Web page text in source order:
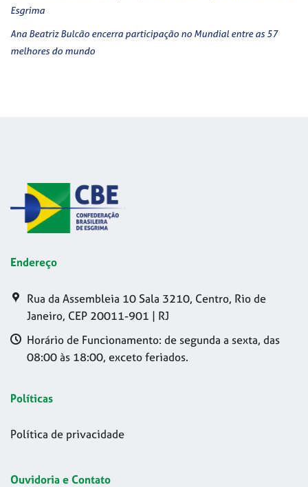
Esgrima
Ana Beatriz Bulcão encerra participação no Mundial entre as 57
melhores do mundo
Endereço
Rua da Assembleia 10 Sala 3210, Centro, Rio de
Janeiro, CEP 20011-901 | RJ
Horário de Funcionamento: de segunda a sexta, das
08:00 às 18:00, exceto feriados.
Políticas
Política de privacidade
Ouvidoria e Contato